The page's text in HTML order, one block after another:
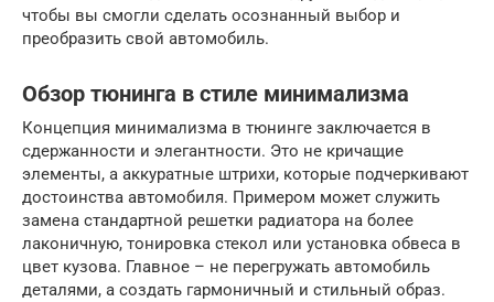
чтобы вы смогли сделать осознанный выбор и
преобразить свой автомобиль.
Обзор тюнинга в стиле минимализма
Концепция минимализма в тюнинге заключается в
сдержанности и элегантности. Это не кричащие
элементы, а аккуратные штрихи, которые подчеркивают
достоинства автомобиля. Примером может служить
замена стандартной решетки радиатора на более
лаконичную, тонировка стекол или установка обвеса в
цвет кузова. Главное – не перегружать автомобиль
деталями, а создать гармоничный и стильный образ.